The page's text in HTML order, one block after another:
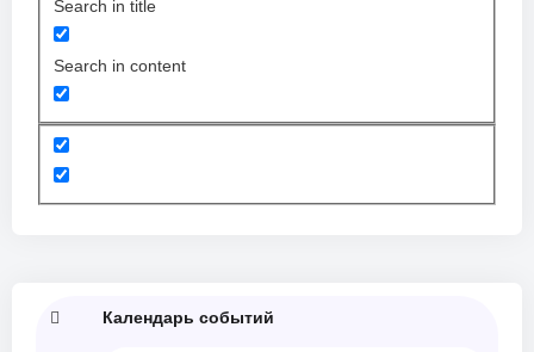
Search in title
Search in content
Календарь событий